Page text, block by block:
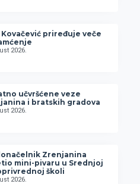
Kovačević priređuje veče
2026.
učvršćene veze
i bratskih gradova
2026.
Zrenjanina
mini-pivaru u Srednjoj
školi
2026.